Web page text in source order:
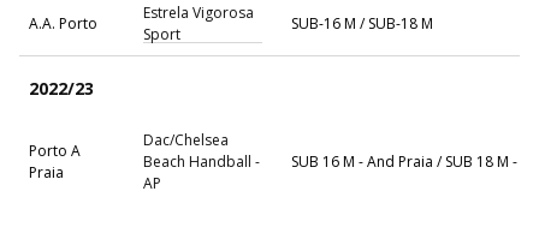
A.A. Porto
Estrela Vigorosa
Sport
SUB-16 M / SUB-18 M
2022/23
Porto A
Praia
Dac/Chelsea
Beach Handball -
AP
SUB 16 M - And Praia / SUB 18 M -